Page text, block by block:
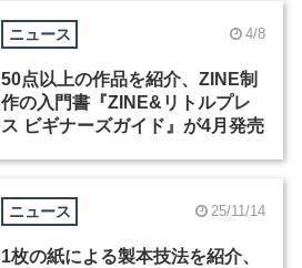
ニュース 4/8
50点以上の作品を紹介、ZINE制
作の入門書『ZINE&リトルプレ
ス ビギナーズガイド』が4月発売
ニュース 25/11/14
1枚の紙による製本技法を紹介、